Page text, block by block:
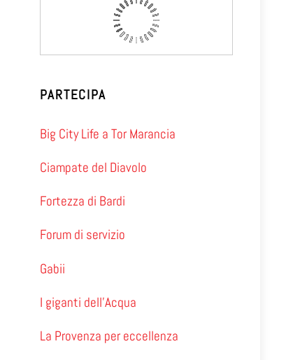
PARTECIPA
Big City Life a Tor Marancia
Ciampate del Diavolo
Fortezza di Bardi
Forum di servizio
Gabii
I giganti dell’Acqua
La Provenza per eccellenza